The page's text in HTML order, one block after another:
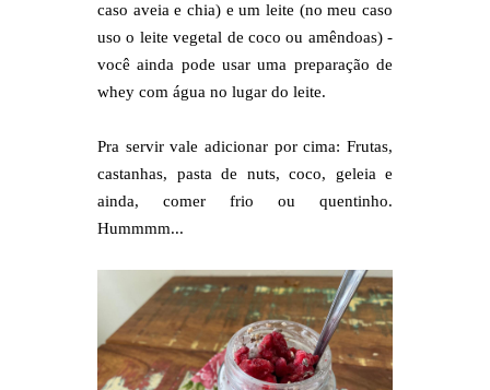
caso aveia e chia) e um leite (no meu caso
uso o leite vegetal de coco ou amêndoas) -
você ainda pode usar uma preparação de
whey com água no lugar do leite.
Pra servir vale adicionar por cima: Frutas,
castanhas, pasta de nuts, coco, geleia e
ainda, comer frio ou quentinho.
Hummmm...